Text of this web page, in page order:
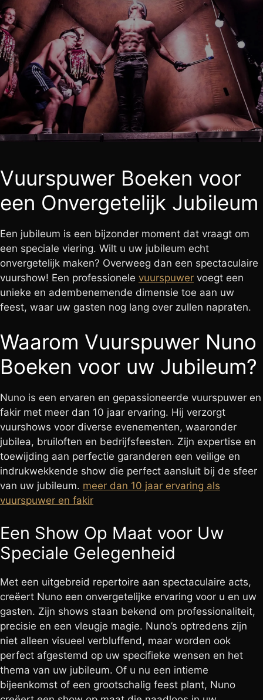
Vuurspuwer Boeken voor
een Onvergetelijk Jubileum
Een jubileum is een bijzonder moment dat vraagt om
een speciale viering. Wilt u uw jubileum echt
onvergetelijk maken? Overweeg dan een spectaculaire
vuurshow! Een professionele vuurspuwer voegt een
unieke en adembenemende dimensie toe aan uw
feest, waar uw gasten nog lang over zullen napraten.
Waarom Vuurspuwer Nuno
Boeken voor uw Jubileum?
Nuno is een ervaren en gepassioneerde vuurspuwer en
fakir met meer dan 10 jaar ervaring. Hij verzorgt
vuurshows voor diverse evenementen, waaronder
jubilea, bruiloften en bedrijfsfeesten. Zijn expertise en
toewijding aan perfectie garanderen een veilige en
indrukwekkende show die perfect aansluit bij de sfeer
van uw jubileum. meer dan 10 jaar ervaring als
vuurspuwer en fakir
Een Show Op Maat voor Uw
Speciale Gelegenheid
Met een uitgebreid repertoire aan spectaculaire acts,
creëert Nuno een onvergetelijke ervaring voor u en uw
gasten. Zijn shows staan bekend om professionaliteit,
precisie en een vleugje magie. Nuno’s optredens zijn
niet alleen visueel verbluffend, maar worden ook
perfect afgestemd op uw specifieke wensen en het
thema van uw jubileum. Of u nu een intieme
bijeenkomst of een grootschalig feest plant, Nuno